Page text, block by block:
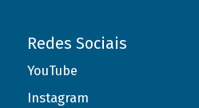
Redes Sociais
YouTube
Instagram